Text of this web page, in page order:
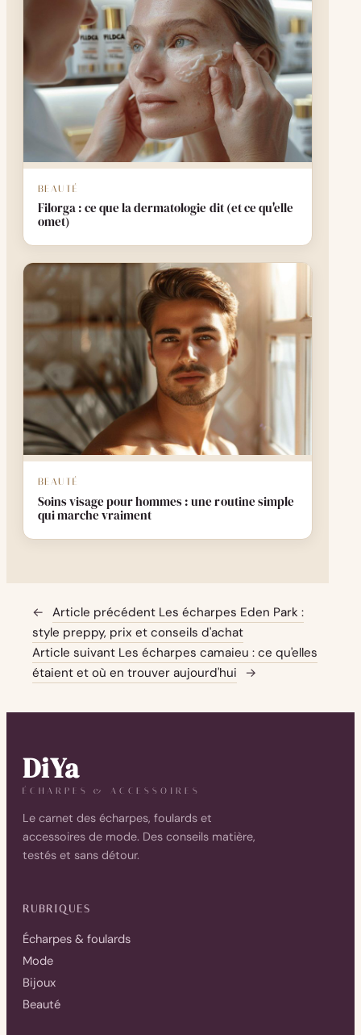
BEAUTÉ
Filorga : ce que la dermatologie dit (et ce qu'elle
omet)
BEAUTÉ
Soins visage pour hommes : une routine simple
qui marche vraiment
← Article précédent Les écharpes Eden Park :
style preppy, prix et conseils d'achat
Article suivant Les écharpes camaieu : ce qu'elles
étaient et où en trouver aujourd'hui
→
DiYa
ÉCHARPES & ACCESSOIRES
Le carnet des écharpes, foulards et
accessoires de mode. Des conseils matière,
testés et sans détour.
RUBRIQUES
Écharpes & foulards
Mode
Bijoux
Beauté